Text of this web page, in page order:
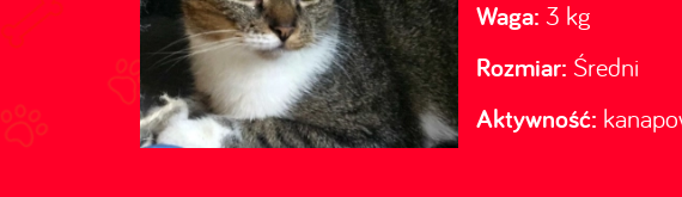
Waga: 3 kg
Rozmiar: Średni
Aktywność: